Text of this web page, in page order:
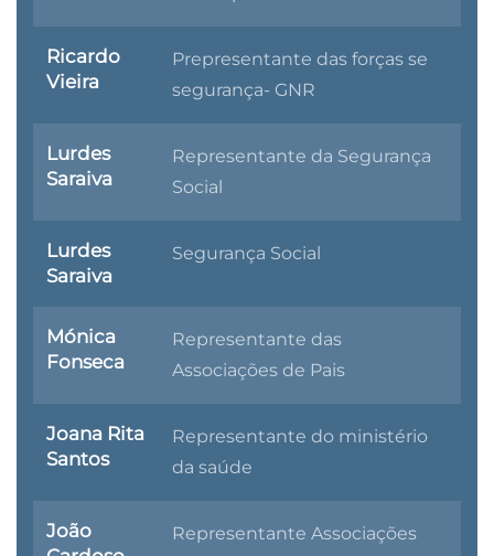
Ricardo
Vieira
Prepresentante das forças se
segurança- GNR
Lurdes
Saraiva
Representante da Segurança
Social
Lurdes
Saraiva
Segurança Social
Mónica
Fonseca
Representante das
Associações de Pais
Joana Rita
Santos
Representante do ministério
da saúde
João
Representante Associações